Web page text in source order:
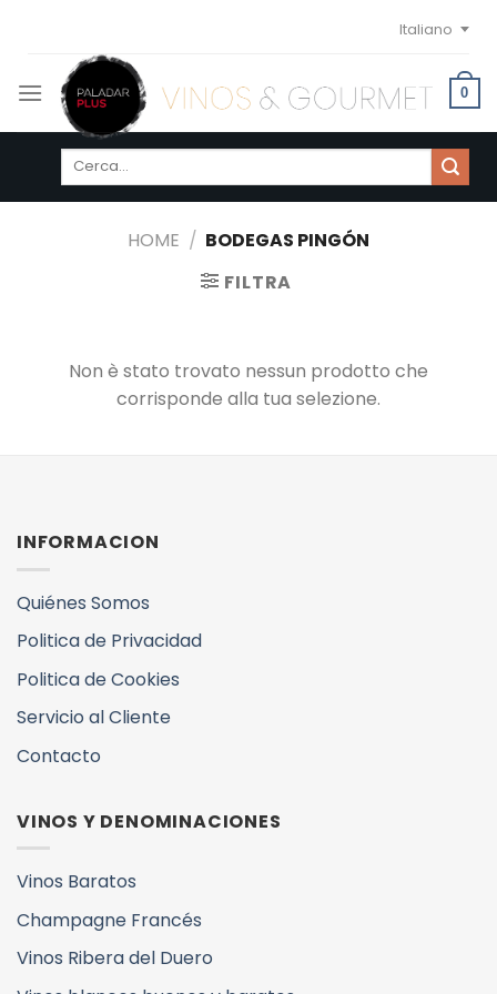
content
Italiano
0
Cerca:
HOME / BODEGAS PINGÓN
FILTRA
Non è stato trovato nessun prodotto che
corrisponde alla tua selezione.
INFORMACION
Quiénes Somos
Politica de Privacidad
Politica de Cookies
Servicio al Cliente
Contacto
VINOS Y DENOMINACIONES
Vinos Baratos
Champagne Francés
Vinos Ribera del Duero